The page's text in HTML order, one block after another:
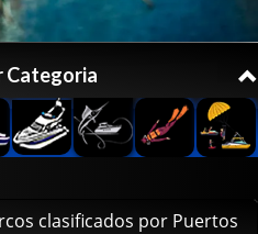
Categoria
clasificados por Puertos